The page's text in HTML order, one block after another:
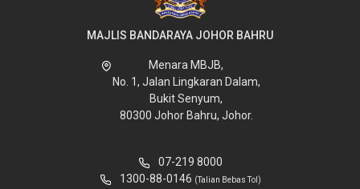
MAJLIS BANDARAYA JOHOR BAHRU
Menara MBJB,
No. 1, Jalan Lingkaran Dalam,
Bukit Senyum,
80300 Johor Bahru, Johor.
07-219 8000
1300-88-0146 (Talian Bebas Tol)